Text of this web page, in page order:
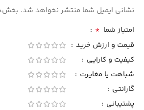
نشانی ایمیل شما منتشر نخواهد شد.
امتیاز شما *
قیمت و ارزش خرید
کیفیت و کارایی
شباهت یا مغایرت
گارانتی
پشتیبانی